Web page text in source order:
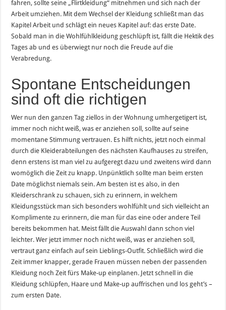
fahren, sollte seine „Flirtkleidung“ mitnehmen und sich nach der
Arbeit umziehen. Mit dem Wechsel der Kleidung schließt man das
Kapitel Arbeit und schlägt ein neues Kapitel auf: das erste Date.
Sobald man in die Wohlfühlkleidung geschlüpft ist, fällt die Hektik des
Tages ab und es überwiegt nur noch die Freude auf die
Verabredung.
Spontane Entscheidungen
sind oft die richtigen
Wer nun den ganzen Tag ziellos in der Wohnung umhergetigert ist,
immer noch nicht weiß, was er anziehen soll, sollte auf seine
momentane Stimmung vertrauen. Es hilft nichts, jetzt noch einmal
durch die Kleiderabteilungen des nächsten Kaufhauses zu streifen,
denn erstens ist man viel zu aufgeregt dazu und zweitens wird dann
womöglich die Zeit zu knapp. Unpünktlich sollte man beim ersten
Date möglichst niemals sein. Am besten ist es also, in den
Kleiderschrank zu schauen, sich zu erinnern, in welchem
Kleidungsstück man sich besonders wohlfühlt und sich vielleicht an
Komplimente zu erinnern, die man für das eine oder andere Teil
bereits bekommen hat. Meist fällt die Auswahl dann schon viel
leichter. Wer jetzt immer noch nicht weiß, was er anziehen soll,
vertraut ganz einfach auf sein Lieblings-Outfit. Schließlich wird die
Zeit immer knapper, gerade Frauen müssen neben der passenden
Kleidung noch Zeit fürs Make-up einplanen. Jetzt schnell in die
Kleidung schlüpfen, Haare und Make-up auffrischen und los geht’s –
zum ersten Date.